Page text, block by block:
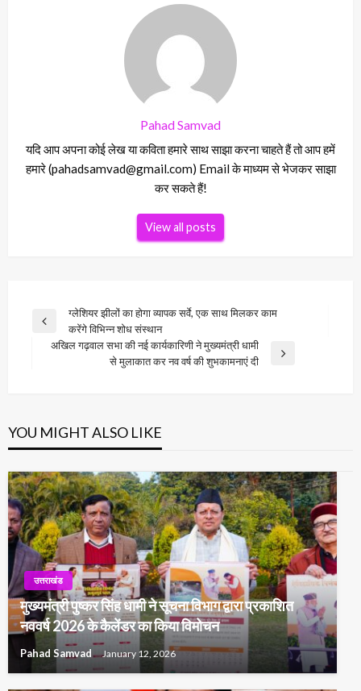
Pahad Samvad
यदि आप अपना कोई लेख या कविता हमारे साथ साझा करना चाहते हैं तो आप हमें
हमारे (pahadsamvad@gmail.com) Email के माध्यम से भेजकर साझा
कर सकते हैं!
View all posts
Post
navigation
Previous
Post
ग्लेशियर झीलों का होगा व्यापक सर्वे, एक साथ मिलकर काम
करेंगे विभिन्न शोध संस्थान
अखिल गढ़वाल सभा की नई कार्यकारिणी ने मुख्यमंत्री धामी
से मुलाकात कर नव वर्ष की शुभकामनाएं दी
YOU MIGHT ALSO LIKE
उत्तराखंड
मुख्यमंत्री पुष्कर सिंह धामी ने सूचना विभाग द्वारा प्रकाशित
नववर्ष 2026 के कैलेंडर का किया विमोचन
Pahad Samvad January 12, 2026